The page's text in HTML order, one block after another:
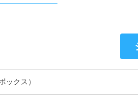
ックス）